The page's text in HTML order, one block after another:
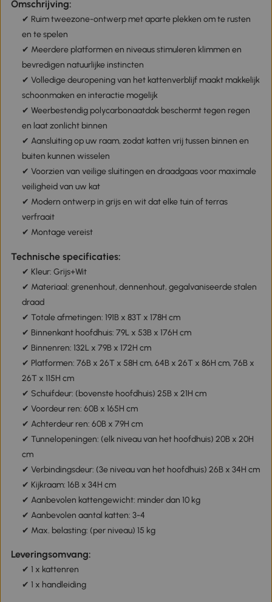
Omschrijving:
✔ Ruim tweezone-ontwerp met aparte plekken om te rusten
en te spelen
✔ Meerdere platformen en niveaus stimuleren klimmen en
bevredigen natuurlijke instincten
✔ Volledige deuropening van het kattenverblijf maakt makkelijk
schoonmaken en interactie mogelijk
✔ Weerbestendig polycarbonaatdak beschermt tegen regen
en laat zonlicht binnen
✔ Aansluiting op uw raam, zodat katten vrij tussen binnen en
buiten kunnen wisselen
✔ Voorzien van veilige sluitingen en draadgaas voor maximale
veiligheid van uw kat
✔ Modern ontwerp in grijs en wit dat elke tuin of terras
verfraait
✔ Montage vereist
Technische specificaties:
✔ Kleur: Grijs+Wit
✔ Materiaal: grenenhout, dennenhout, gegalvaniseerde stalen
draad
✔ Totale afmetingen: 191B x 83T x 178H cm
✔ Binnenkant hoofdhuis: 79L x 53B x 176H cm
✔ Binnenren: 132L x 79B x 172H cm
✔ Platformen: 76B x 26T x 58H cm, 64B x 26T x 86H cm, 76B x
26T x 115H cm
✔ Schuifdeur: (bovenste hoofdhuis) 25B x 21H cm
✔ Voordeur ren: 60B x 165H cm
✔ Achterdeur ren: 60B x 79H cm
✔ Tunnelopeningen: (elk niveau van het hoofdhuis) 20B x 20H
cm
✔ Verbindingsdeur: (3e niveau van het hoofdhuis) 26B x 34H cm
✔ Kijkraam: 16B x 34H cm
✔ Aanbevolen kattengewicht: minder dan 10 kg
✔ Aanbevolen aantal katten: 3-4
✔ Max. belasting: (per niveau) 15 kg
Leveringsomvang:
✔ 1 x kattenren
✔ 1 x handleiding